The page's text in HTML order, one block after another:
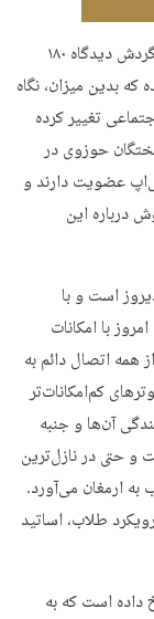
به راستی چه چیزی تغییر کرده و چه امری باعث این گردش دیدگاه ۱۸۰
بدین میزان، نگاه
تغییر کرده
حوزوی در
عضویت دارند و
درباره این
است و با
با امکانات
همه اتصال دائم به
کم‌امکانات‌تر
آن‌ها و جنبه
و حتی در نازل‌ترین
به ارمغان می‌آورد.
طلاب، اساتید
داده است که به